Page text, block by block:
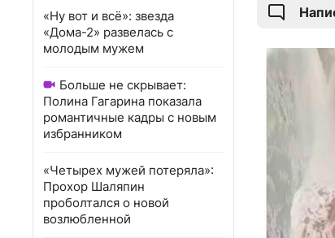
«Ну вот и всё»: звезда
«Дома-2» развелась с
молодым мужем
Больше не скрывает:
Полина Гагарина показала
романтичные кадры с новым
избранником
«Четырех мужей потеряла»:
Прохор Шаляпин
проболтался о новой
возлюбленной